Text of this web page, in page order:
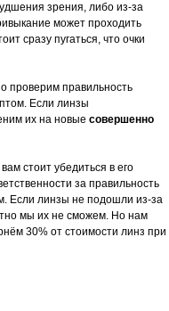
зрения, либо из-за
может проходить
сразу пугаться, что очки
проверим правильность
Если линзы
их на новые совершенно
стоит убедиться в его
за правильность
Если линзы не подошли из-за
мы их не сможем. Но нам
30% от стоимости линз при